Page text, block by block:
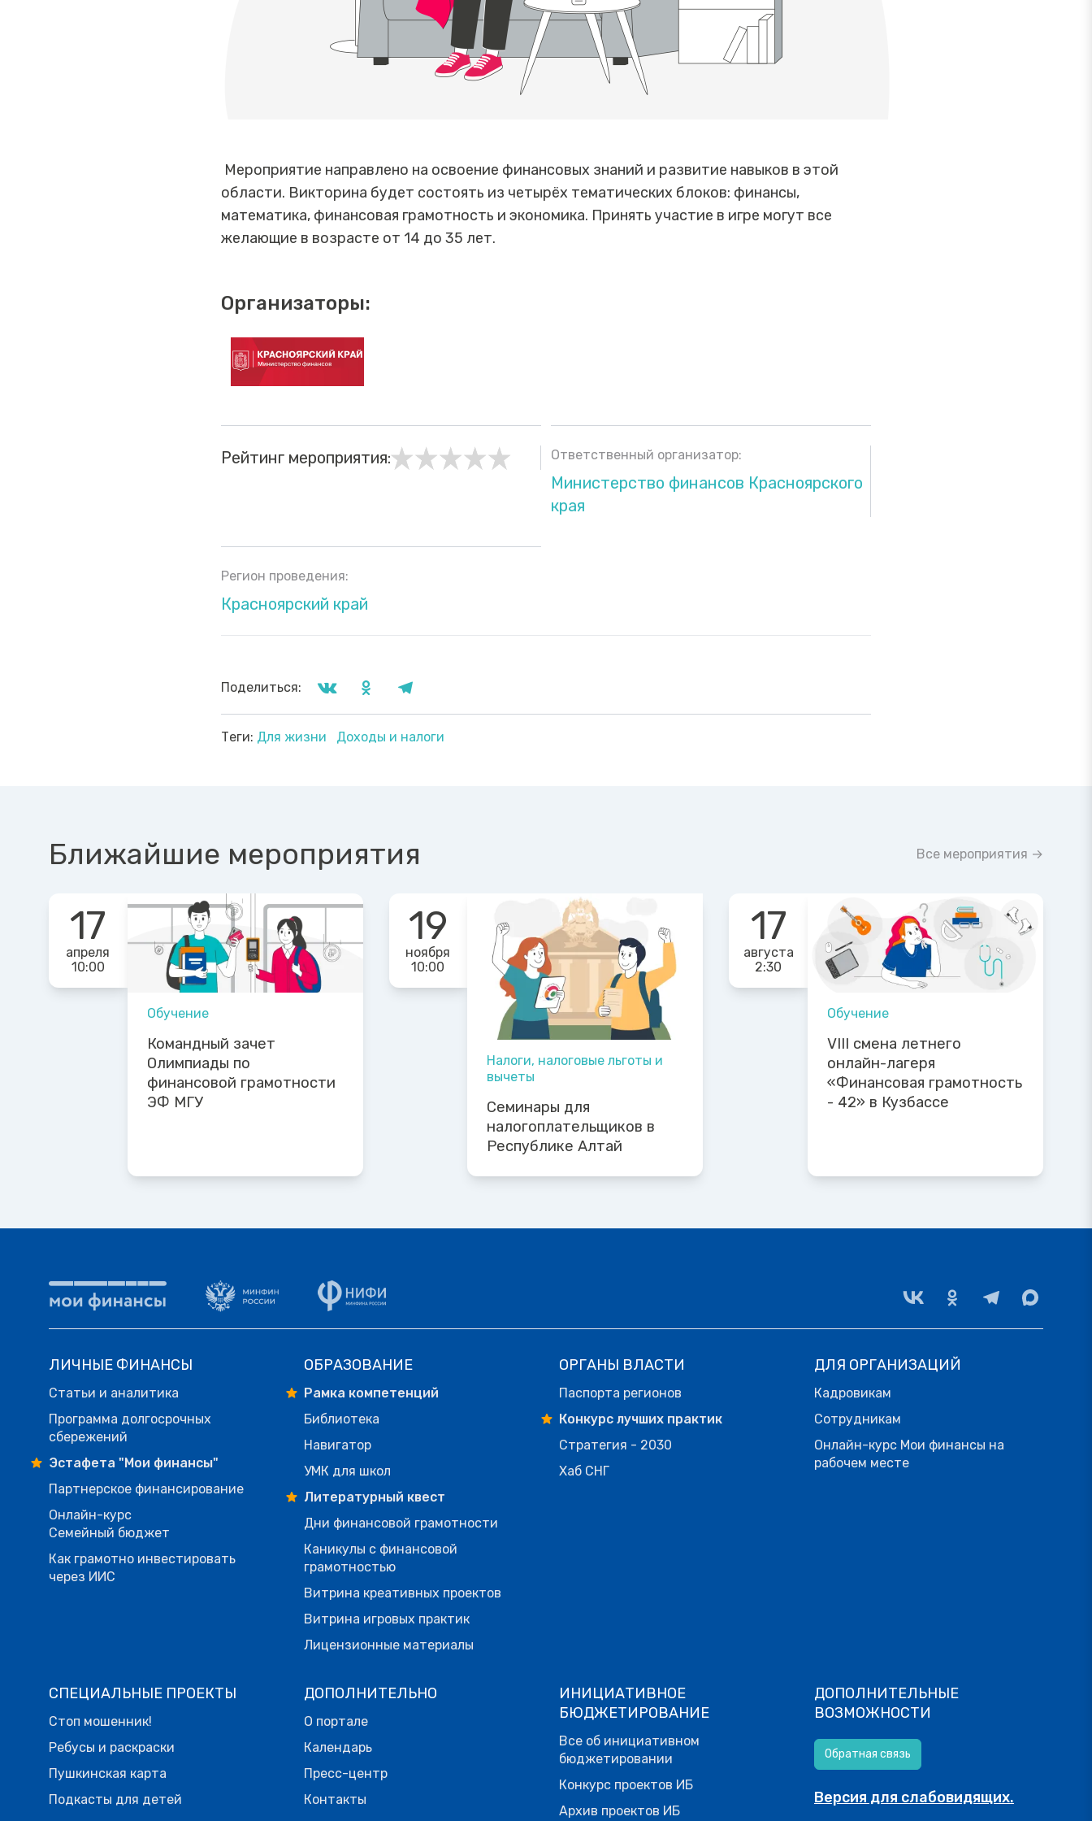
Мероприятие направлено на освоение финансовых знаний и развитие навыков в этой
области. Викторина будет состоять из четырёх тематических блоков: финансы,
математика, финансовая грамотность и экономика. Принять участие в игре могут все
желающие в возрасте от 14 до 35 лет.
Организаторы:
Рейтинг мероприятия: Ответственный организатор:
Министерство финансов Красноярского
края
Регион проведения:
Красноярский край
Поделиться:
Теги: Для жизни Доходы и налоги
Ближайшие мероприятия Все мероприятия →
17
апреля
10:00
Обучение
Командный зачет
Олимпиады по
финансовой грамотности
ЭФ МГУ
19
ноября
10:00
Налоги, налоговые льготы и
вычеты
Семинары для
налогоплательщиков в
Республике Алтай
17
августа
2:30
Обучение
VIII смена летнего
онлайн-лагеря
«Финансовая грамотность
- 42» в Кузбассе
ЛИЧНЫЕ ФИНАНСЫ
Статьи и аналитика
Программа долгосрочных
сбережений
Эстафета "Мои финансы"
Партнерское финансирование
Онлайн-курс
Семейный бюджет
Как грамотно инвестировать
через ИИС
ОБРАЗОВАНИЕ
Рамка компетенций
Библиотека
Навигатор
УМК для школ
Литературный квест
Дни финансовой грамотности
Каникулы с финансовой
грамотностью
Витрина креативных проектов
Витрина игровых практик
Лицензионные материалы
ОРГАНЫ ВЛАСТИ
Паспорта регионов
Конкурс лучших практик
Стратегия - 2030
Хаб СНГ
ДЛЯ ОРГАНИЗАЦИЙ
Кадровикам
Сотрудникам
Онлайн-курс Мои финансы на
рабочем месте
СПЕЦИАЛЬНЫЕ ПРОЕКТЫ
Стоп мошенник!
Ребусы и раскраски
Пушкинская карта
Подкасты для детей
ДОПОЛНИТЕЛЬНО
О портале
Календарь
Пресс-центр
Контакты
ИНИЦИАТИВНОЕ
БЮДЖЕТИРОВАНИЕ
Все об инициативном
бюджетировании
Конкурс проектов ИБ
Архив проектов ИБ
ДОПОЛНИТЕЛЬНЫЕ
ВОЗМОЖНОСТИ
Обратная связь
Версия для слабовидящих.